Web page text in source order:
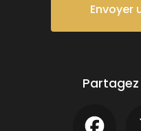
Envoyer